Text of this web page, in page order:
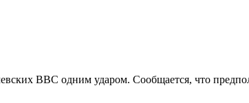
ВВС одним ударом. Сообщается, что